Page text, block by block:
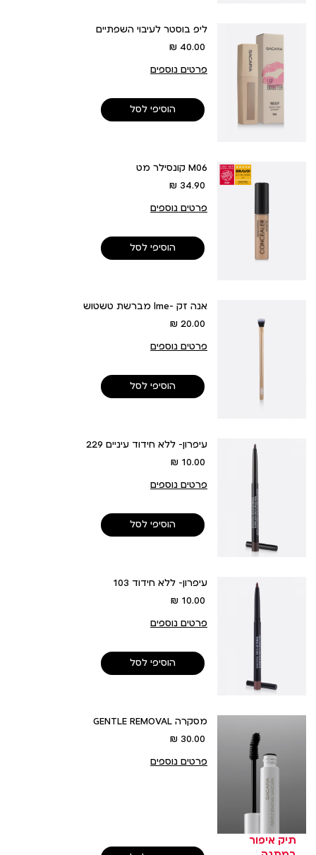
ליפ בוסטר לעיבוי השפתיים
מחיר
40.00 ₪
פרטים נוספים
הוסיפי לסל
קונסילר מט M06
מחיר
34.90 ₪
פרטים נוספים
הוסיפי לסל
מברשת טשטוש lme- אנה זק
מחיר
20.00 ₪
פרטים נוספים
הוסיפי לסל
עיפרון- ללא חידוד עיניים 229
מחיר
10.00 ₪
פרטים נוספים
הוסיפי לסל
עיפרון- ללא חידוד 103
מחיר
10.00 ₪
פרטים נוספים
הוסיפי לסל
תיק איפור
GENTLE REMOVAL מסקרה
מחיר
30.00 ₪
פרטים נוספים